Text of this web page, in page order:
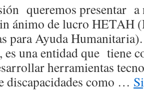
queremos presentar
ánimo de lucro HETAH
para Ayuda
es una entidad que tiene
herramientas
discapacidades como …